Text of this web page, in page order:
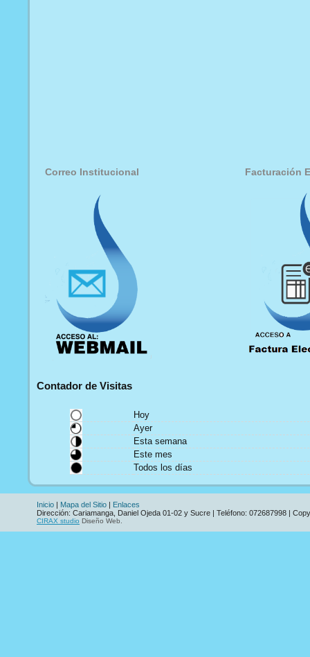
Correo Institucional Facturación
Contador de Visitas
Hoy
Ayer
Esta semana
Este mes
Todos los días
Inicio | Mapa del Sitio | Enlaces
Dirección: Cariamanga, Daniel Ojeda 01-02 y Sucre | Teléfono: 072687998 |
CIRAX studio Diseño Web.